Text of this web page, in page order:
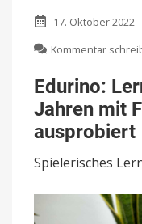
17. Oktober 2022
Kommentar
Edurino:
Jahren mit
ausprobiert
Spielerisches